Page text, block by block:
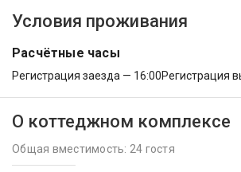
Условия проживания
Расчётные часы
Регистрация заезда — 16:00Регистрация
О коттеджном комплексе
Общая вместимость: 24 гостя